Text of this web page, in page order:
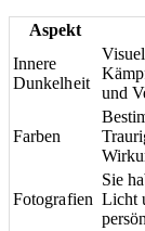
Aspekt
Innere
Dunkelheit
und
Farben
Fotografien
Sie
Licht